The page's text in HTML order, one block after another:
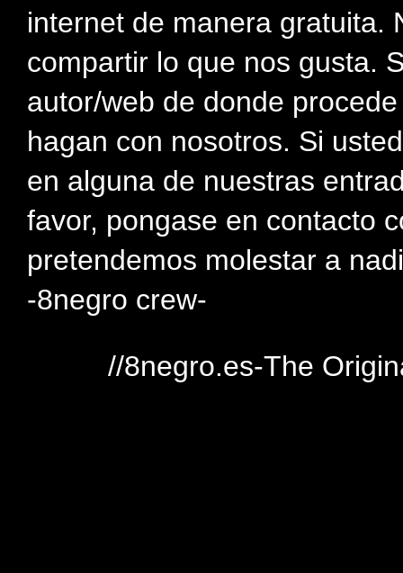
internet de manera gratuita.
compartir lo que nos gusta.
autor/web de donde
hagan con nosotros. Si
en alguna de nuestras
favor, pongase en contacto
pretendemos molestar a
-8negro crew-
//8negro.es-The